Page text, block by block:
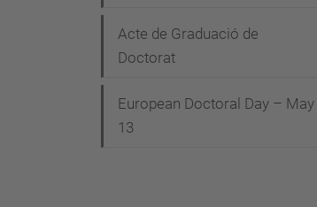
Acte de Graduació de
Doctorat
European Doctoral Day – May
13